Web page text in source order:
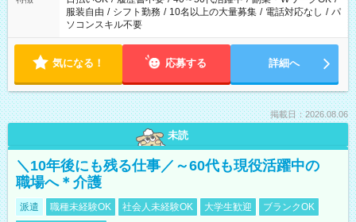
服装自由 / シフト勤務 / 10名以上の大量募集 / 電話対応なし / パ
ソコンスキル不要
気になる！ 応募する 詳細へ
掲載日：2026.08.06
未読
＼10年後にも残る仕事／～60代も現役活躍中の
職場へ＊介護
派遣 職種未経験OK 社会人未経験OK 大学生歓迎
ブランクOK